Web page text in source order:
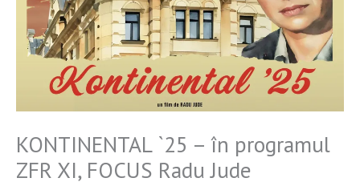
KONTINENTAL `25 – în programul
ZFR XI, FOCUS Radu Jude